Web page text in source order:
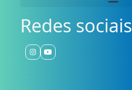
Redes sociais